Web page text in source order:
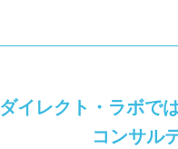
ダイレクト・ラボで
コンサル